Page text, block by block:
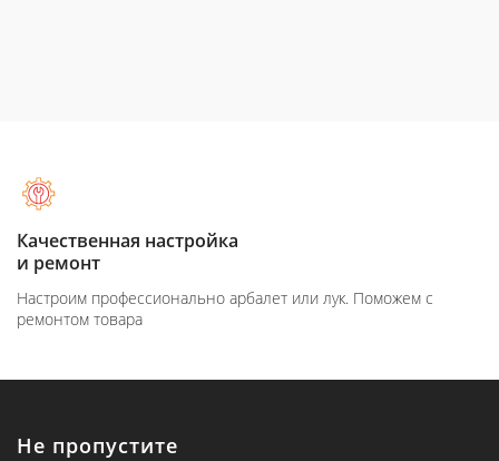
Качественная настройка
и ремонт
Настроим профессионально арбалет или лук. Поможем с
ремонтом товара
Не пропустите